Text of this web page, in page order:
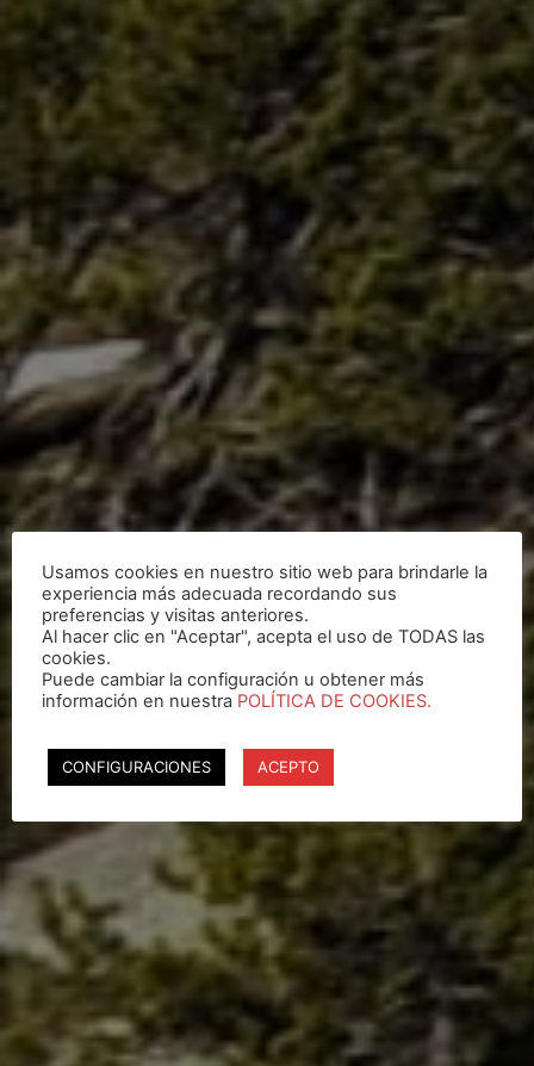
Usamos cookies en nuestro sitio web para brindarle la
experiencia más adecuada recordando sus
preferencias y visitas anteriores.
Al hacer clic en "Aceptar", acepta el uso de TODAS las
cookies.
Puede cambiar la configuración u obtener más
información en nuestra POLÍTICA DE COOKIES.
CONFIGURACIONES ACEPTO